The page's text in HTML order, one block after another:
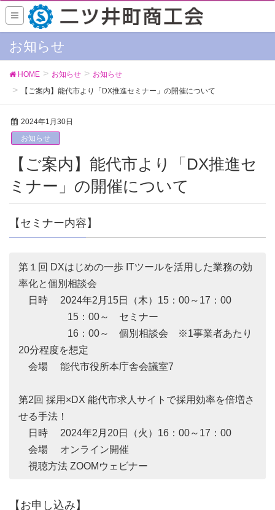
お知らせ
HOME お知らせ
お知らせ
【ご案内】能代市より「DX推進セミナー」の開催について
2024年1月30日
お知らせ
【ご案内】能代市より「DX推進セ
ミナー」の開催について
【セミナー内容】
第１回 DXはじめの一歩 ITツールを活用した業務の効
率化と個別相談会
日時 2024年2月15日（木）15：00～17：00
15：00～ セミナー
16：00～ 個別相談会 ※1事業者あたり
20分程度を想定
会場 能代市役所本庁舎会議室7
第2回 採用×DX 能代市求人サイトで採用効率を倍増さ
せる手法！
日時 2024年2月20日（火）16：00～17：00
会場 オンライン開催
視聴方法 ZOOMウェビナー
【お申し込み】